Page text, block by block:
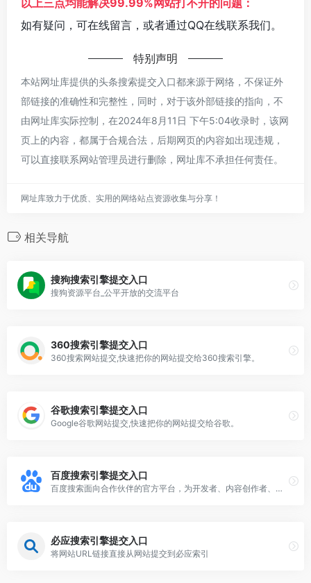
以上三点均能解决99.99%网站打不开的问题：
如有疑问，可在线留言，或者通过QQ在线联系我们。
特别声明
本站网址库提供的头条搜索提交入口都来源于网络，不保证外
部链接的准确性和完整性，同时，对于该外部链接的指向，不
由网址库实际控制，在2024年8月11日 下午5:04收录时，该网
页上的内容，都属于合规合法，后期网页的内容如出现违规，
可以直接联系网站管理员进行删除，网址库不承担任何责任。
网址库致力于优质、实用的网络站点资源收集与分享！
相关导航
搜狗搜索引擎提交入口
搜狗资源平台_公平开放的交流平台
360搜索引擎提交入口
360搜索网站提交,快速把你的网站提交给360搜索引擎。
谷歌搜索引擎提交入口
Google谷歌网站提交,快速把你的网站提交给谷歌。
百度搜索引擎提交入口
百度搜索面向合作伙伴的官方平台，为开发者、内容创作者、站点管理者等伙伴，提供优化工具、数据、课程、Q&amp;A等服务，助力资源进入搜索，同时提供搜索项目合作机会，让优质资源脱颖而出。
必应搜索引擎提交入口
将网站URL链接直接从网站提交到必应索引